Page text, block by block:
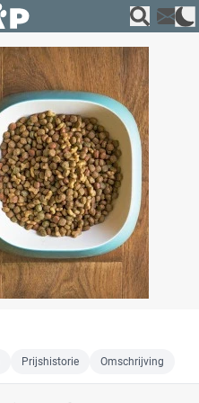
Prijshistorie Omschrijving